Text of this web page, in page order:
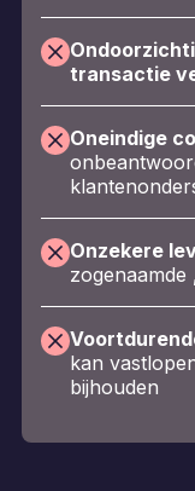
transactie
Oneindige
Onzekere
zogenaamde
kan
bijhouden